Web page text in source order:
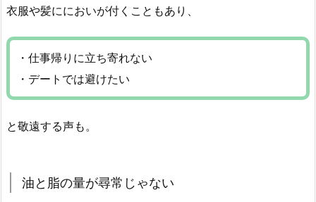
衣服や髪ににおいが付くこともあり、
・仕事帰りに立ち寄れない
・デートでは避けたい
と敬遠する声も。
油と脂の量が尋常じゃない